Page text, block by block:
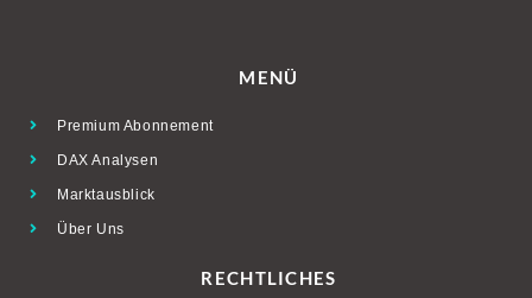
MENÜ
Premium Abonnement
DAX Analysen
Marktausblick
Über Uns
RECHTLICHES